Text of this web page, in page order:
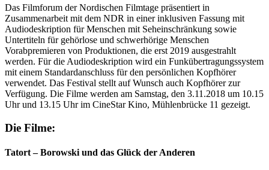
Das Filmforum der Nordischen Filmtage präsentiert in
Zusammenarbeit mit dem NDR in einer inklusiven Fassung mit
Audiodeskription für Menschen mit Seheinschränkung sowie
Untertiteln für gehörlose und schwerhörige Menschen
Vorabpremieren von Produktionen, die erst 2019 ausgestrahlt
werden. Für die Audiodeskription wird ein Funkübertragungssystem
mit einem Standardanschluss für den persönlichen Kopfhörer
verwendet. Das Festival stellt auf Wunsch auch Kopfhörer zur
Verfügung. Die Filme werden am Samstag, den 3.11.2018 um 10.15
Uhr und 13.15 Uhr im CineStar Kino, Mühlenbrücke 11 gezeigt.
Die Filme:
Tatort – Borowski und das Glück der Anderen